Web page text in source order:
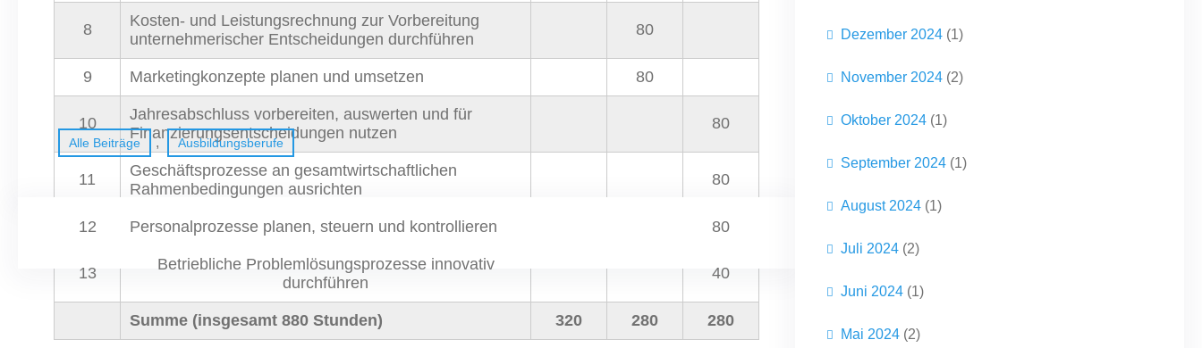
8
Kosten- und Leistungsrechnung zur Vorbereitung
unternehmerischer Entscheidungen durchführen
80
9 Marketingkonzepte planen und umsetzen 80
10
Jahresabschluss vorbereiten, auswerten und für
Finanzierungsentscheidungen nutzen
80
11
Geschäftsprozesse an gesamtwirtschaftlichen
Rahmenbedingungen ausrichten
80
12 Personalprozesse planen, steuern und kontrollieren 80
13
Betriebliche Problemlösungsprozesse innovativ
durchführen
40
Summe (insgesamt 880 Stunden) 320 280 280
Alle Beiträge , Ausbildungsberufe
Dezember 2024 (1)
November 2024 (2)
Oktober 2024 (1)
September 2024 (1)
August 2024 (1)
Juli 2024 (2)
Juni 2024 (1)
Mai 2024 (2)